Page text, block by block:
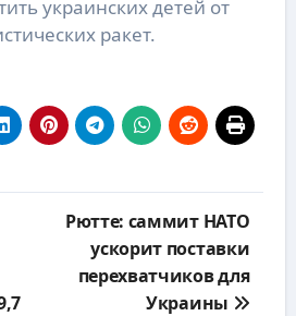
украинских детей от
ракет.
Рютте: саммит НАТО
ускорит поставки
перехватчиков для
Украины